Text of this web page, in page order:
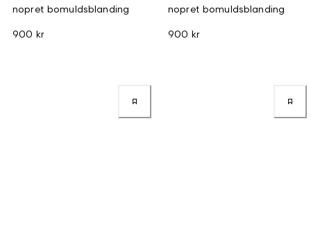
nopret bomuldsblanding
900 kr
nopret bomuldsblanding
900 kr